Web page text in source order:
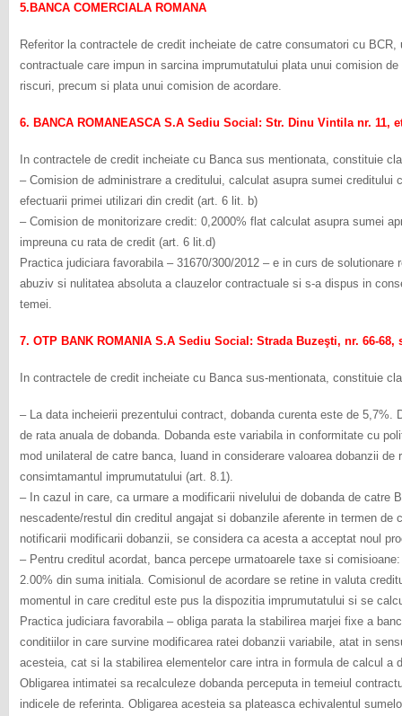
5.BANCA COMERCIALA ROMANA
Referitor la contractele de credit incheiate de catre consumatori cu
contractuale care impun in sarcina imprumutatului plata unui comision
riscuri, precum si plata unui comision de acordare.
6. BANCA ROMANEASCA S.A Sediu Social: Str. Dinu Vintila nr. 11,
In contractele de credit incheiate cu Banca sus mentionata, constituie
– Comision de administrare a creditului, calculat asupra sumei creditului
efectuarii primei utilizari din credit (art. 6 lit. b)
– Comision de monitorizare credit: 0,2000% flat calculat asupra sumei
impreuna cu rata de credit (art. 6 lit.d)
Practica judiciara favorabila – 31670/300/2012 – e in curs de
abuziv si nulitatea absoluta a clauzelor contractuale si s-a dispus in
temei.
7. OTP BANK ROMANIA S.A Sediu Social: Strada Buzeşti, nr. 66-68,
In contractele de credit incheiate cu Banca sus-mentionata, constituie
– La data incheierii prezentului contract, dobanda curenta este de 5,7%.
de rata anuala de dobanda. Dobanda este variabila in conformitate cu
mod unilateral de catre banca, luand in considerare valoarea dobanzii
consimtamantul imprumutatului (art. 8.1).
– In cazul in care, ca urmare a modificarii nivelului de dobanda de catre
nescadente/restul din creditul angajat si dobanzile aferente in termen de
notificarii modificarii dobanzii, se considera ca acesta a acceptat noul
– Pentru creditul acordat, banca percepe urmatoarele taxe si
2.00% din suma initiala. Comisionul de acordare se retine in valuta
momentul in care creditul este pus la dispozitia imprumutatului si se
Practica judiciara favorabila – obliga parata la stabilirea marjei fixe a
conditiilor in care survine modificarea ratei dobanzii variabile, atat in
acesteia, cat si la stabilirea elementelor care intra in formula de calcul a
Obligarea intimatei sa recalculeze dobanda perceputa in temeiul
indicele de referinta. Obligarea acesteia sa plateasca echivalentul